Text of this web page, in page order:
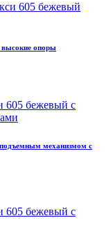
опоры
механизмом с